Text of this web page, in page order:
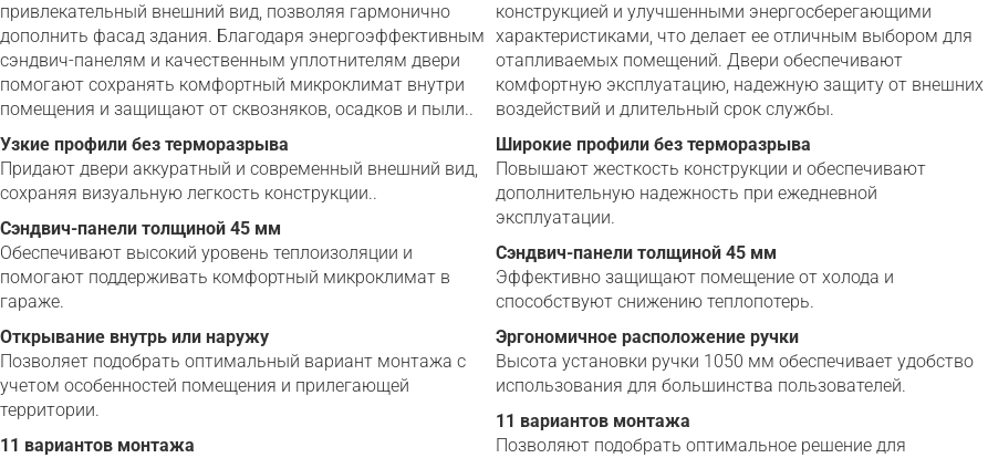
привлекательный внешний вид, позволяя гармонично
дополнить фасад здания. Благодаря энергоэффективным
сэндвич-панелям и качественным уплотнителям двери
помогают сохранять комфортный микроклимат внутри
помещения и защищают от сквозняков, осадков и пыли..
Узкие профили без терморазрыва
Придают двери аккуратный и современный внешний вид,
сохраняя визуальную легкость конструкции..
Сэндвич-панели толщиной 45 мм
Обеспечивают высокий уровень теплоизоляции и
помогают поддерживать комфортный микроклимат в
гараже.
Открывание внутрь или наружу
Позволяет подобрать оптимальный вариант монтажа с
учетом особенностей помещения и прилегающей
территории.
11 вариантов монтажа
конструкцией и улучшенными энергосберегающими
характеристиками, что делает ее отличным выбором для
отапливаемых помещений. Двери обеспечивают
комфортную эксплуатацию, надежную защиту от внешних
воздействий и длительный срок службы.
Широкие профили без терморазрыва
Повышают жесткость конструкции и обеспечивают
дополнительную надежность при ежедневной
эксплуатации.
Сэндвич-панели толщиной 45 мм
Эффективно защищают помещение от холода и
способствуют снижению теплопотерь.
Эргономичное расположение ручки
Высота установки ручки 1050 мм обеспечивает удобство
использования для большинства пользователей.
11 вариантов монтажа
Позволяют подобрать оптимальное решение для